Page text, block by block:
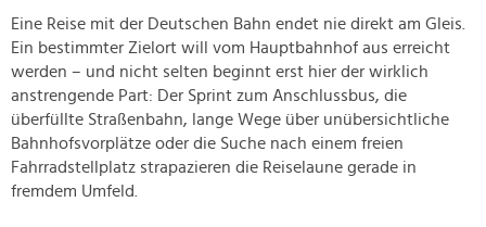
Eine Reise mit der Deutschen Bahn endet nie direkt am Gleis.
Ein bestimmter Zielort will vom Hauptbahnhof aus erreicht
werden – und nicht selten beginnt erst hier der wirklich
anstrengende Part: Der Sprint zum Anschlussbus, die
überfüllte Straßenbahn, lange Wege über unübersichtliche
Bahnhofsvorplätze oder die Suche nach einem freien
Fahrradstellplatz strapazieren die Reiselaune gerade in
fremdem Umfeld.